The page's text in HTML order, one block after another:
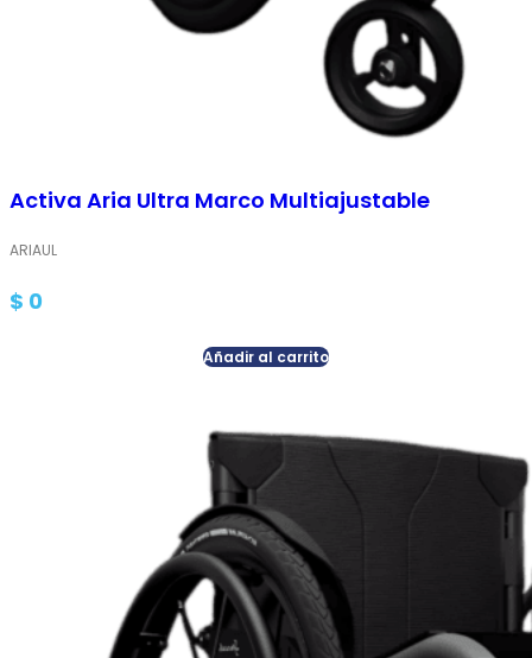
Activa Aria Ultra Marco Multiajustable
ARIAUL
$ 0
Añadir al carrito